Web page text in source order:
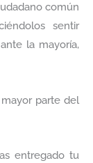
común
sentir
la mayoría,
parte del
entregado tu